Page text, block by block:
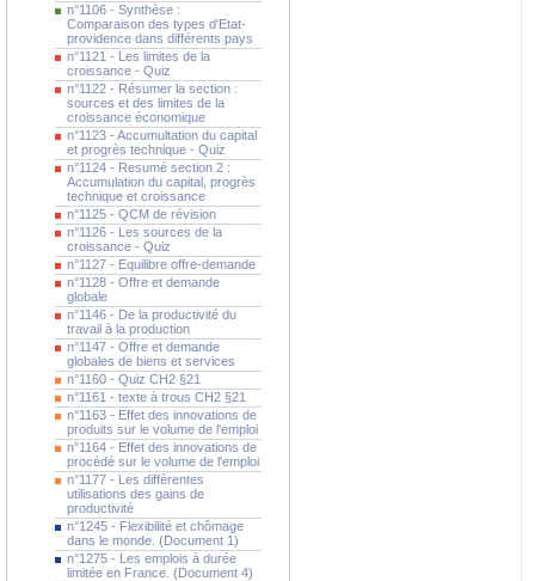
n°1106 - Synthèse :
Comparaison des types d'Etat-
providence dans différents pays
n°1121 - Les limites de la
croissance - Quiz
n°1122 - Résumer la section :
sources et des limites de la
croissance économique
n°1123 - Accumultation du capital
et progrès technique - Quiz
n°1124 - Resumé section 2 :
Accumulation du capital, progrès
technique et croissance
n°1125 - QCM de révision
n°1126 - Les sources de la
croissance - Quiz
n°1127 - Equilibre offre-demande
n°1128 - Offre et demande
globale
n°1146 - De la productivité du
travail à la production
n°1147 - Offre et demande
globales de biens et services
n°1160 - Quiz CH2 §21
n°1161 - texte à trous CH2 §21
n°1163 - Effet des innovations de
produits sur le volume de l'emploi
n°1164 - Effet des innovations de
procédé sur le volume de l'emploi
n°1177 - Les différentes
utilisations des gains de
productivité
n°1245 - Flexibilité et chômage
dans le monde. (Document 1)
n°1275 - Les emplois à durée
limitée en France. (Document 4)